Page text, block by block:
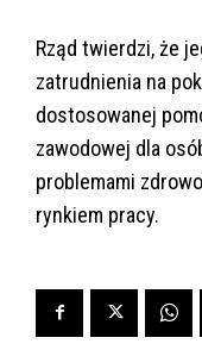
Rząd twierdzi, że
zatrudnienia na
dostosowanej
zawodowej dla
problemami
rynkiem pracy.